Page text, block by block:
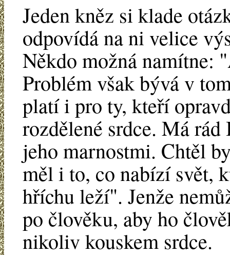
Jeden kněz si klade
odpovídá na ni velice
Někdo možná namítne:
Problém však bývá v
platí i pro ty, kteří
rozdělené srdce. Má
jeho marnostmi. Chtěl
měl i to, co nabízí svět,
hříchu leží". Jenže
po člověku, aby ho
nikoliv kouskem srdce.